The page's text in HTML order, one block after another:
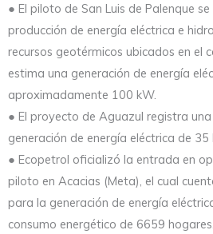
● El piloto de San Luis de Palenque
producción de energía eléctrica e
recursos geotérmicos ubicados en el
estima una generación de energía
aproximadamente 100 kW.
● El proyecto de Aguazul registra
generación de energía eléctrica de 35
● Ecopetrol oficializó la entrada en
piloto en Acacias (Meta), el cual
para la generación de energía
consumo energético de 6659 hogares.